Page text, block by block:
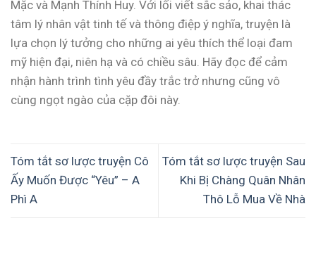
Mặc và Mạnh Thính Huy. Với lối viết sắc sảo, khai thác
tâm lý nhân vật tinh tế và thông điệp ý nghĩa, truyện là
lựa chọn lý tưởng cho những ai yêu thích thể loại đam
mỹ hiện đại, niên hạ và có chiều sâu. Hãy đọc để cảm
nhận hành trình tình yêu đầy trắc trở nhưng cũng vô
cùng ngọt ngào của cặp đôi này.
Tóm tắt sơ lược truyện Cô
Ấy Muốn Được “Yêu” – A
Phì A
Tóm tắt sơ lược truyện Sau
Khi Bị Chàng Quân Nhân
Thô Lỗ Mua Về Nhà